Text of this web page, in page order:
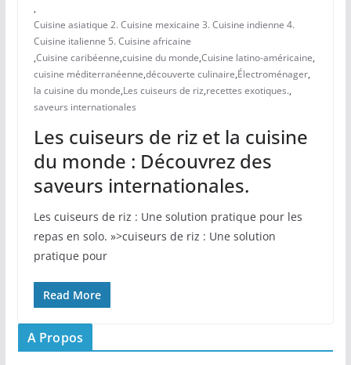
,
Cuisine asiatique 2. Cuisine mexicaine 3. Cuisine indienne 4.
Cuisine italienne 5. Cuisine africaine
,Cuisine caribéenne,cuisine du monde,Cuisine latino-américaine,
cuisine méditerranéenne,découverte culinaire,Électroménager,
la cuisine du monde,Les cuiseurs de riz,recettes exotiques.,
saveurs internationales
Les cuiseurs de riz et la cuisine
du monde : Découvrez des
saveurs internationales.
Les cuiseurs de riz : Une solution pratique pour les
repas en solo. »>cuiseurs de riz : Une solution
pratique pour
Read More
A Propos